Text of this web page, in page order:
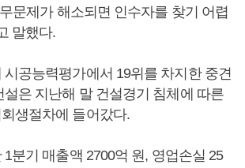
문제가 해소되면 인수자를 찾기 어렵
말했다.
시공능력평가에서 19위를 차지한 중견
설은 지난해 말 건설경기 침체에 따른
생절차에 들어갔다.
분기 매출액 2700억 원, 영업손실 25